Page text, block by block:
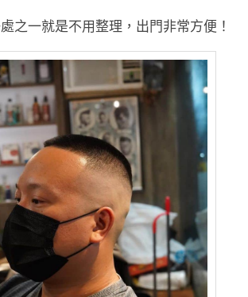
之一就是不用整理，出門非常方便！